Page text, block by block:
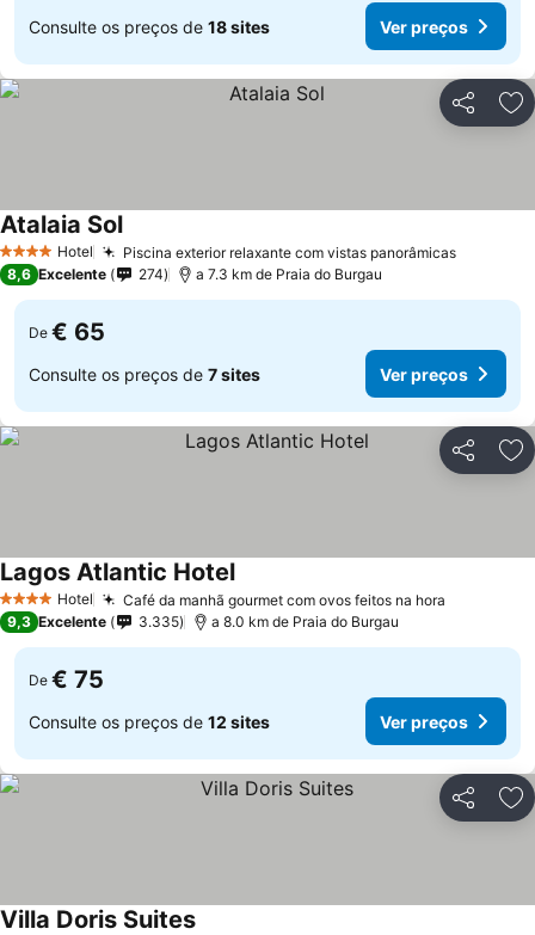
Consulte os preços de 18 sites Ver preços
Partilhar
4 EstrelasHotel Piscina exterior relaxante com vistas panorâmicas
Atalaia Sol
8,6 Excelente 274 a 7.3 km de Praia do Burgau
De € 65
Consulte os preços de 7 sites Ver preços
Partilhar
4 EstrelasHotel Café da manhã gourmet com ovos feitos na hora
Lagos Atlantic Hotel
9,3 Excelente 3.335 a 8.0 km de Praia do Burgau
De € 75
Consulte os preços de 12 sites Ver preços
Partilhar
Villa Doris Suites